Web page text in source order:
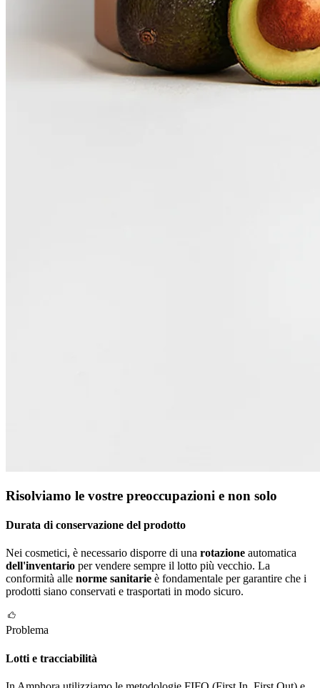
Risolviamo le vostre preoccupazioni e non solo
Durata di conservazione del prodotto
Nei cosmetici, è necessario disporre di una rotazione automatica
dell'inventario per vendere sempre il lotto più vecchio. La
conformità alle norme sanitarie è fondamentale per garantire che i
prodotti siano conservati e trasportati in modo sicuro.
Problema
Lotti e tracciabilità